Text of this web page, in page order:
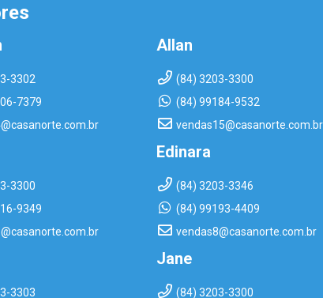
3302
7379
Allan
(84) 3203-3300
(84) 99184-9532
vendas15@casanorte.com.br
3300
9349
Edinara
(84) 3203-3346
(84) 99193-4409
vendas8@casanorte.com.br
3303
Jane
(84) 3203-3300